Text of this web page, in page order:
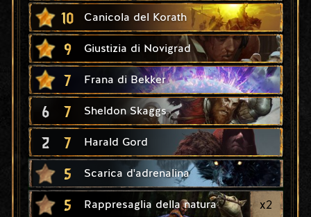
10 Canicola del Korath
9 Giustizia di Novigrad
7 Frana di Bekker
6 7 Sheldon Skaggs
2 7 Harald Gord
5 Scarica d'adrenalina
5 Rappresaglia della natura x2